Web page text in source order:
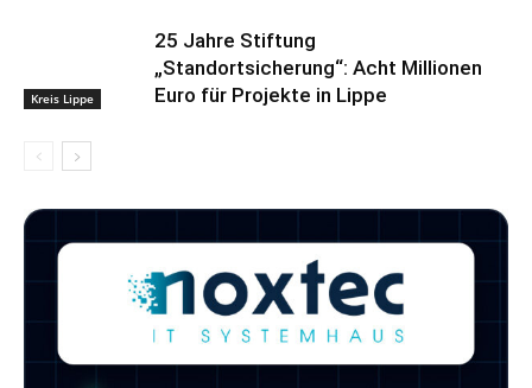
Kreis Lippe
25 Jahre Stiftung
„Standortsicherung“: Acht Millionen
Euro für Projekte in Lippe